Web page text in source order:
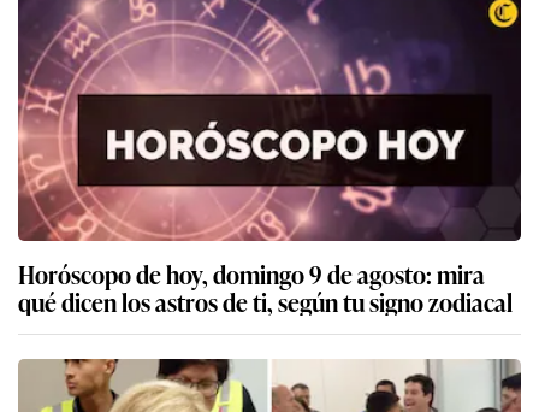
Horóscopo de hoy, domingo 9 de agosto: mira
qué dicen los astros de ti, según tu signo zodiacal